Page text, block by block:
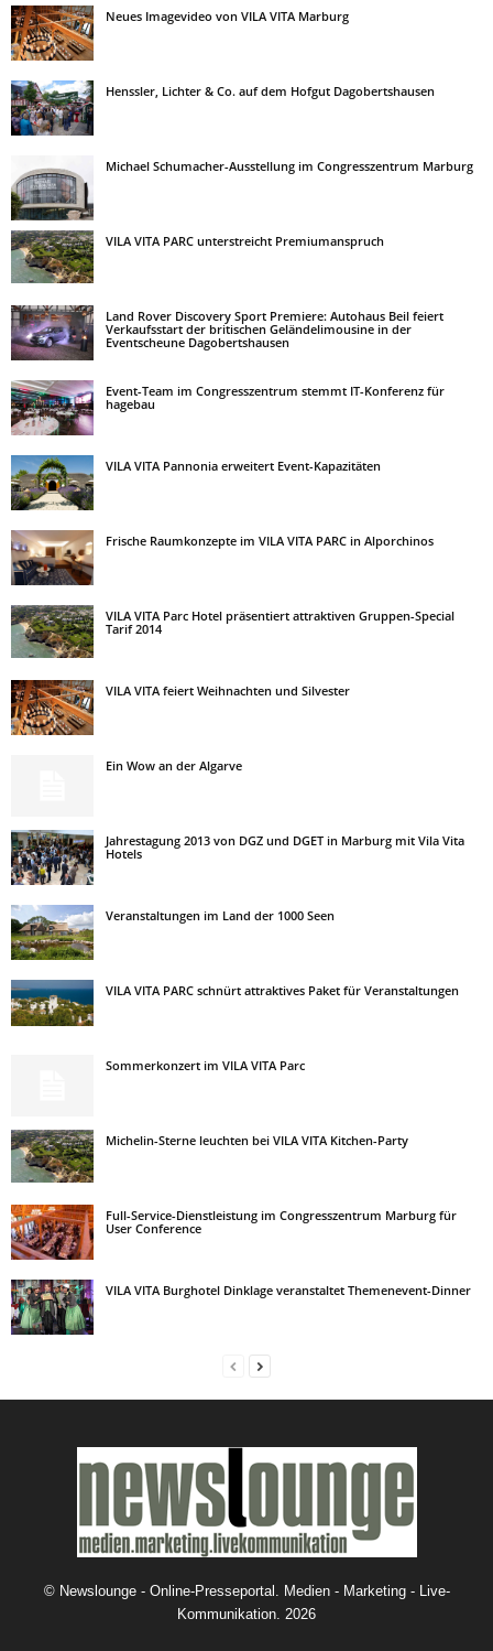
Neues Imagevideo von VILA VITA Marburg
Henssler, Lichter & Co. auf dem Hofgut Dagobertshausen
Michael Schumacher-Ausstellung im Congresszentrum Marburg
VILA VITA PARC unterstreicht Premiumanspruch
Land Rover Discovery Sport Premiere: Autohaus Beil feiert
Verkaufsstart der britischen Geländelimousine in der
Eventscheune Dagobertshausen
Event-Team im Congresszentrum stemmt IT-Konferenz für
hagebau
VILA VITA Pannonia erweitert Event-Kapazitäten
Frische Raumkonzepte im VILA VITA PARC in Alporchinos
VILA VITA Parc Hotel präsentiert attraktiven Gruppen-Special
Tarif 2014
VILA VITA feiert Weihnachten und Silvester
Ein Wow an der Algarve
Jahrestagung 2013 von DGZ und DGET in Marburg mit Vila Vita
Hotels
Veranstaltungen im Land der 1000 Seen
VILA VITA PARC schnürt attraktives Paket für Veranstaltungen
Sommerkonzert im VILA VITA Parc
Michelin-Sterne leuchten bei VILA VITA Kitchen-Party
Full-Service-Dienstleistung im Congresszentrum Marburg für
User Conference
VILA VITA Burghotel Dinklage veranstaltet Themenevent-Dinner
© Newslounge - Online-Presseportal. Medien - Marketing - Live-
Kommunikation. 2026